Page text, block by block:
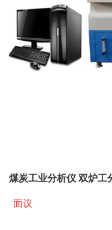
煤炭工业分析仪 双炉工
面议